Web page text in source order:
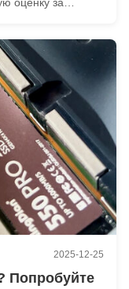
паук: Майлз
а также
2025-12-25
Попробуйте